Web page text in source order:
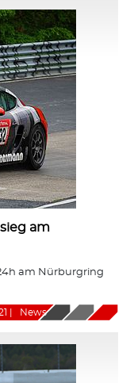
am
am Nürburgring
News